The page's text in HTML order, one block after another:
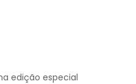
edição especial